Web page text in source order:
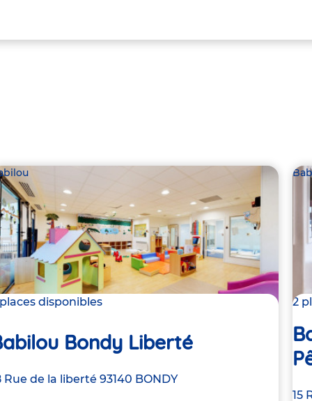
disponibles
Bondy Liberté
Rue de la liberté 93140 BONDY
2
15